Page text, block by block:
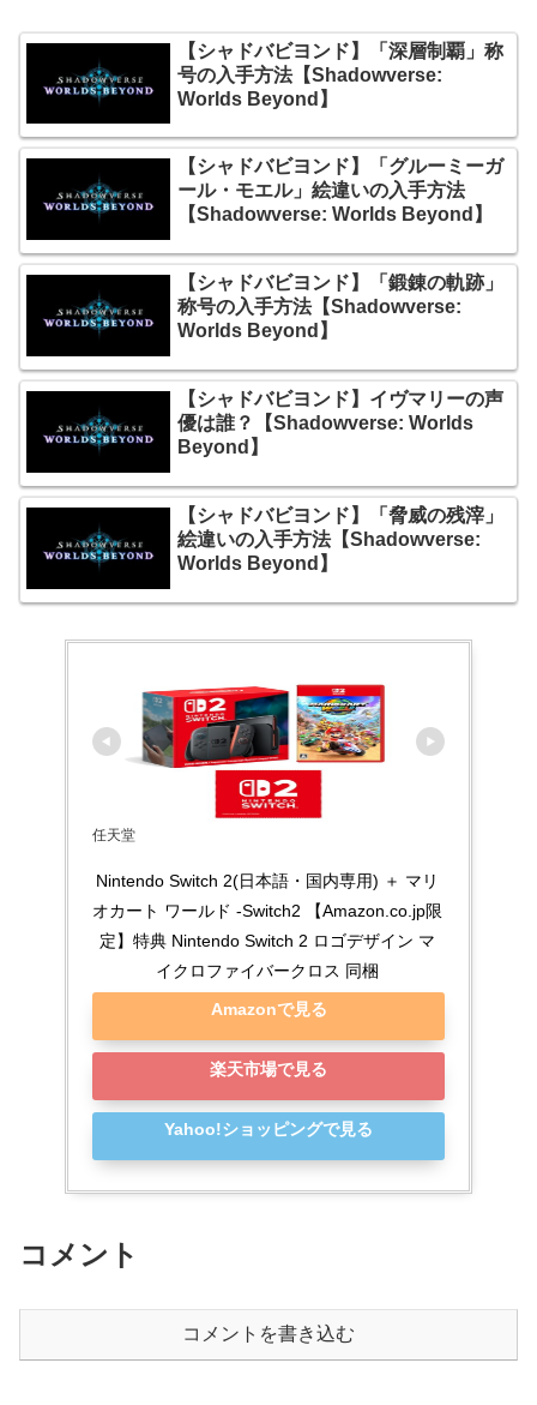
【シャドバビヨンド】「深層制覇」称
号の入手方法【Shadowverse:
Worlds Beyond】
【シャドバビヨンド】「グルーミーガ
ール・モエル」絵違いの入手方法
【Shadowverse: Worlds Beyond】
【シャドバビヨンド】「鍛錬の軌跡」
称号の入手方法【Shadowverse:
Worlds Beyond】
【シャドバビヨンド】イヴマリーの声
優は誰？【Shadowverse: Worlds
Beyond】
【シャドバビヨンド】「脅威の残滓」
絵違いの入手方法【Shadowverse:
Worlds Beyond】
任天堂
Nintendo Switch 2(日本語・国内専用) ＋ マリ
オカート ワールド -Switch2 【Amazon.co.jp限
定】特典 Nintendo Switch 2 ロゴデザイン マ
イクロファイバークロス 同梱
Amazonで見る
楽天市場で見る
Yahoo!ショッピングで見る
コメント
コメントを書き込む